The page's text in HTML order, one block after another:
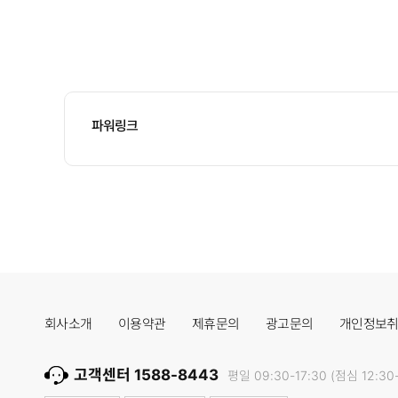
파워링크
회사소개 이용약관 제휴문의 광고문의 개인정보
고객센터 1588-8443 평일 09:30-17:30 (점심